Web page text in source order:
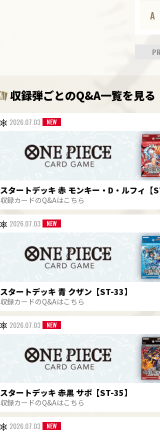
A
収録弾ごとのQ&A一覧を見る
2026.07.03
スタートデッキ 赤 モンキー・D・ルフィ【
収録カードのQ&Aはこちら
2026.07.03
スタートデッキ 青 クザン【ST-33】
収録カードのQ&Aはこちら
2026.07.03
スタートデッキ 赤黒 サボ【ST-35】
収録カードのQ&Aはこちら
2026.07.03